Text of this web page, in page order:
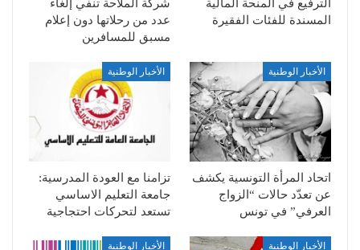
الترفيع في المنحة المالية
المسندة للفئات الفقيرة
شركة الملاحة تنفي إلغاء
عدد من رحلاتها دون إعلام
مسبق للمسافرين
الأخبار الوطنية
اتحاد المرأة التونسية يكشف
عن تعدّد حالات “الزواج
العرفي” في تونس
الأخبار الوطنية
تزامنا مع العودة المدرسية:
جامعة التعليم الاساسي
تستعد لتحركات احتجاجية
الأخبار الوطنية الأخبار الوطنية